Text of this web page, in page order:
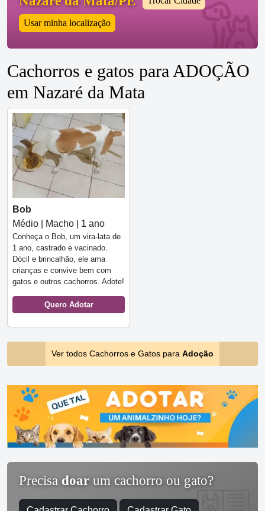
Usar minha localização
Cachorros e gatos para ADOÇÃO
em Nazaré da Mata
Bob
Médio | Macho | 1 ano
Conheça o Bob, um vira-lata de
1 ano, castrado e vacinado.
Dócil e brincalhão, ele ama
crianças e convive bem com
gatos e outros cachorros. Adote!
Quero Adotar
Ver todos Cachorros e Gatos para Adoção
Precisa doar um cachorro ou gato?